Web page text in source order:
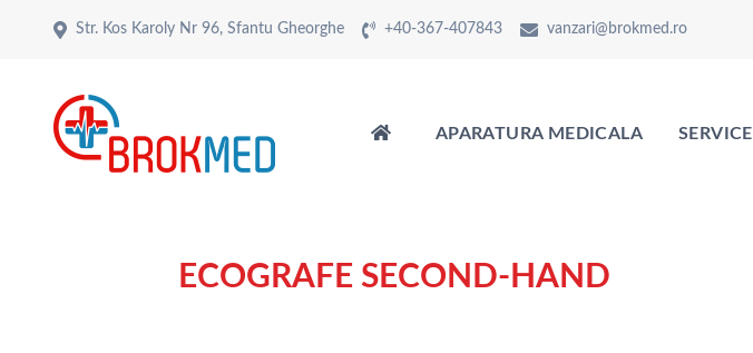
Str. Kos Karoly Nr 96, Sfantu Gheorghe +40-367-407843 vanzari@brokmed.ro
APARATURA MEDICALA SERVICE
ECOGRAFE SECOND-HAND